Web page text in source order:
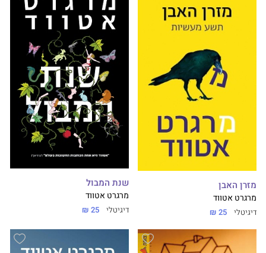
מזרן האבן
מרגרט אטווד
דיגיטלי 25 ₪
שנת המבול
מרגרט אטווד
דיגיטלי 25 ₪